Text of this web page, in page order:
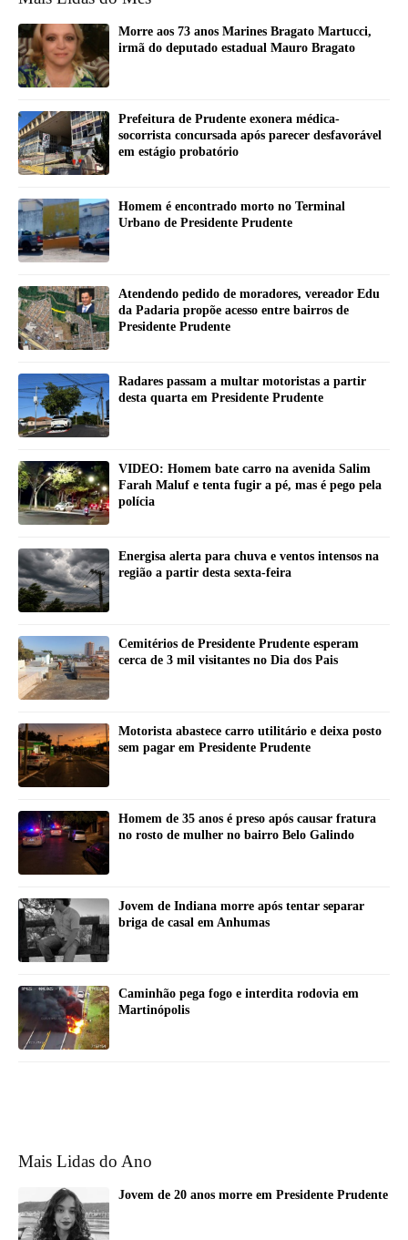
Morre aos 73 anos Marines Bragato Martucci,
irmã do deputado estadual Mauro Bragato
Prefeitura de Prudente exonera médica-
socorrista concursada após parecer desfavorável
em estágio probatório
Homem é encontrado morto no Terminal
Urbano de Presidente Prudente
Atendendo pedido de moradores, vereador Edu
da Padaria propõe acesso entre bairros de
Presidente Prudente
Radares passam a multar motoristas a partir
desta quarta em Presidente Prudente
VIDEO: Homem bate carro na avenida Salim
Farah Maluf e tenta fugir a pé, mas é pego pela
polícia
Energisa alerta para chuva e ventos intensos na
região a partir desta sexta-feira
Cemitérios de Presidente Prudente esperam
cerca de 3 mil visitantes no Dia dos Pais
Motorista abastece carro utilitário e deixa posto
sem pagar em Presidente Prudente
Homem de 35 anos é preso após causar fratura
no rosto de mulher no bairro Belo Galindo
Jovem de Indiana morre após tentar separar
briga de casal em Anhumas
Caminhão pega fogo e interdita rodovia em
Martinópolis
Mais Lidas do Ano
Jovem de 20 anos morre em Presidente Prudente